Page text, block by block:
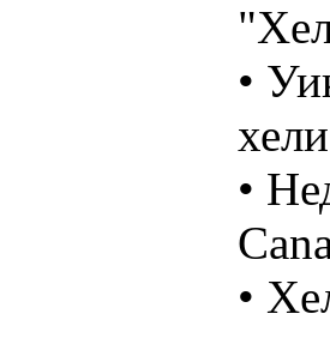
•
•
•